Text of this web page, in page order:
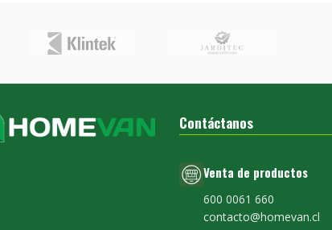
Contáctanos
Venta de productos
600 0061 660
contacto@homevan.cl